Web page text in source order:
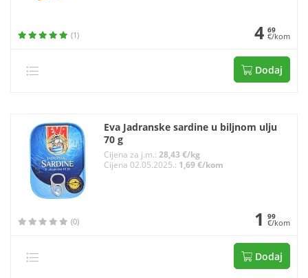
(1) 4 69
€/kom
Dodaj
Eva Jadranske sardine u biljnom ulju
70 g
Cijena za j.m.: 28,43 €/kg
Cijena 02.05.2025.: 1,69 €/kom
(0) 1 99
€/kom
Dodaj